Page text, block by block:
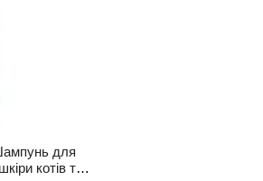
для
котів та